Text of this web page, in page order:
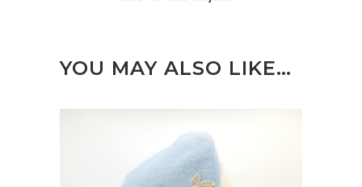
YOU MAY ALSO LIKE…